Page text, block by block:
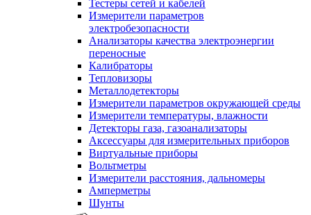
Тестеры сетей и кабелей
Измерители параметров
электробезопасности
Анализаторы качества электроэнергии
переносные
Калибраторы
Тепловизоры
Металлодетекторы
Измерители параметров окружающей среды
Измерители температуры, влажности
Детекторы газа, газоанализаторы
Аксессуары для измерительных приборов
Виртуальные приборы
Вольтметры
Измерители расстояния, дальномеры
Амперметры
Шунты